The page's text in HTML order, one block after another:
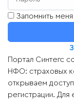
Запомнить
Портал Синтегс
НФО: страховых
открываем
регистрации. Для